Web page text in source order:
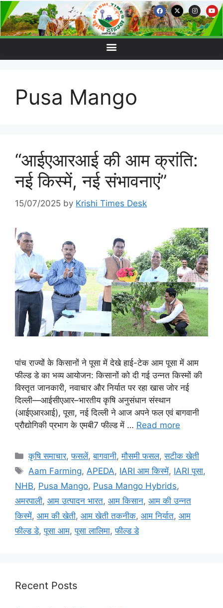
Pusa Mango
“आईएआरआई की आम क्रांति:
नई किस्में, नई संभावनाएं”
15/07/2025 by Krishi Times Desk
पांच राज्यों के किसानों ने पूसा में देखे हाई-टेक आम पूसा में आम
फील्ड डे का भव्य आयोजन: किसानों को दी गई उन्नत किस्मों की
विस्तृत जानकारी, नवाचार और निर्यात पर रहा खास जोर नई
दिल्ली—आईसीएआर–भारतीय कृषि अनुसंधान संस्थान
(आईएआरआई), पूसा, नई दिल्ली ने आज अपने फल एवं बागवानी
प्रौद्योगिकी प्रभाग के एमबी7 फील्ड में … Read more
कृषि समाचार,फसलें,बागवानी,मौसमी फसल,सटीक खेती
Aam Farming, APEDA, IARI आम किस्में, IARI पूसा,
NHB, Pusa Mango, Pusa Mango Hybrids,
अमरपाली, आम उत्पादन भारत, आम किसान, आम की उन्नत
किस्में, आम की खेती, आम खेती तकनीक, आम निर्यात, आम
फील्ड डे,पूसा आम,पूसा लालिमा,फील्ड डे
Recent Posts